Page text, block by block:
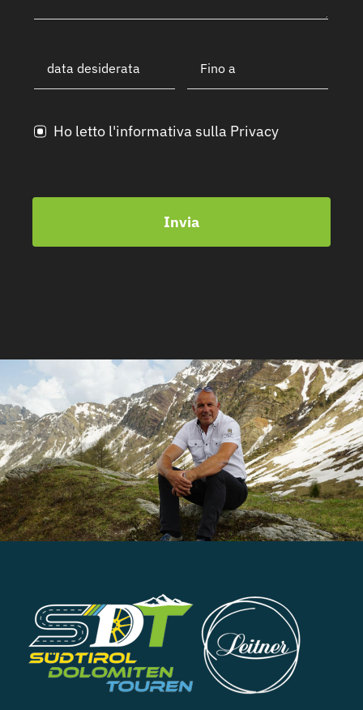
Ho letto l'informativa sulla Privacy
Invia